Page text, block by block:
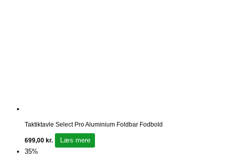
Taktiktavle Select Pro Aluminium Foldbar Fodbold
699,00 kr.
Læs mere
35%